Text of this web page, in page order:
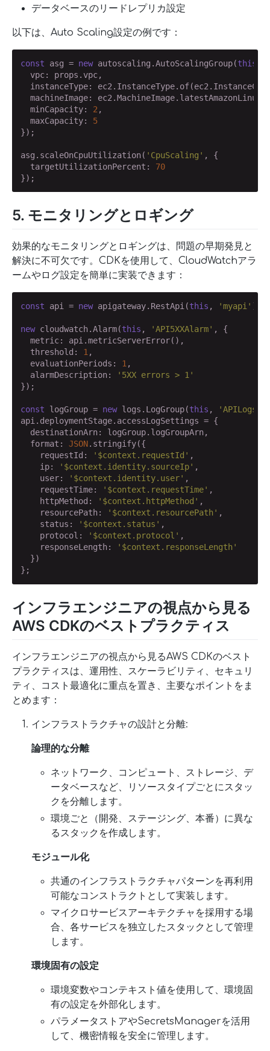
データベースのリードレプリカ設定
以下は、Auto Scaling設定の例です：
const asg = new autoscaling.AutoScalingGroup(this
  vpc: props.vpc,
instanceType:
machineImage:
  minCapacity:
2 ,
  maxCapacity:
5
});
asg.scaleOnCpuUtilization( 'CpuScaling' , {
  targetUtilizationPercent:
70
});
5. モニタリングとロギング
効果的なモニタリングとロギングは、問題の早期発見と
解決に不可欠です。CDKを使用して、CloudWatchアラ
ームやログ設定を簡単に実装できます：
const api = new apigateway.RestApi(this , 'myapi' );
new cloudwatch.Alarm(this , 'API5XXAlarm' , {
  metric: api.metricServerError(),
  threshold:
1 ,
  evaluationPeriods:
1 ,
  alarmDescription:
'5XX errors > 1'
});
const logGroup = new logs.LogGroup(this , 'APILogs'
api.deploymentStage.accessLogSettings = {
  destinationArn: logGroup.logGroupArn,
  format:
JSON.stringify({
    requestId:
'$context.requestId' ,
    ip:
'$context.identity.sourceIp' ,
    user:
'$context.identity.user' ,
    requestTime:
'$context.requestTime' ,
    httpMethod:
'$context.httpMethod' ,
    resourcePath:
'$context.resourcePath' ,
    status:
'$context.status' ,
    protocol:
'$context.protocol' ,
    responseLength:
'$context.responseLength'
  })
};
インフラエンジニアの視点から見る
AWS CDKのベストプラクティス
インフラエンジニアの視点から見るAWS CDKのベスト
プラクティスは、運用性、スケーラビリティ、セキュリ
ティ、コスト最適化に重点を置き、主要なポイントをま
とめます：
インフラストラクチャの設計と分離:
論理的な分離
ネットワーク、コンピュート、ストレージ、デ
ータベースなど、リソースタイプごとにスタッ
クを分離します。
環境ごと（開発、ステージング、本番）に異な
るスタックを作成します。
モジュール化
共通のインフラストラクチャパターンを再利用
可能なコンストラクトとして実装します。
マイクロサービスアーキテクチャを採用する場
合、各サービスを独立したスタックとして管理
します。
環境固有の設定
環境変数やコンテキスト値を使用して、環境固
有の設定を外部化します。
パラメータストアやSecretsManagerを活用
して、機密情報を安全に管理します。